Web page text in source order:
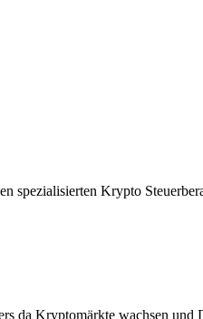
spezialisierten Krypto
da Kryptomärkte wachsen